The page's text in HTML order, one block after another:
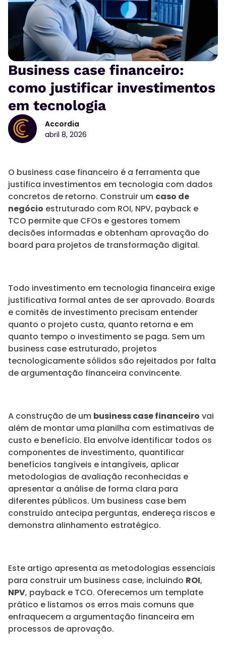
Business case financeiro:
como justificar investimentos
em tecnologia
Accordia
abril 8, 2026
O business case financeiro é a ferramenta que
justifica investimentos em tecnologia com dados
concretos de retorno. Construir um caso de
negócio estruturado com ROI, NPV, payback e
TCO permite que CFOs e gestores tomem
decisões informadas e obtenham aprovação do
board para projetos de transformação digital.
Todo investimento em tecnologia financeira exige
justificativa formal antes de ser aprovado. Boards
e comitês de investimento precisam entender
quanto o projeto custa, quanto retorna e em
quanto tempo o investimento se paga. Sem um
business case estruturado, projetos
tecnologicamente sólidos são rejeitados por falta
de argumentação financeira convincente.
A construção de um business case financeiro vai
além de montar uma planilha com estimativas de
custo e benefício. Ela envolve identificar todos os
componentes de investimento, quantificar
benefícios tangíveis e intangíveis, aplicar
metodologias de avaliação reconhecidas e
apresentar a análise de forma clara para
diferentes públicos. Um business case bem
construído antecipa perguntas, endereça riscos e
demonstra alinhamento estratégico.
Este artigo apresenta as metodologias essenciais
para construir um business case, incluindo ROI,
NPV, payback e TCO. Oferecemos um template
prático e listamos os erros mais comuns que
enfraquecem a argumentação financeira em
processos de aprovação.